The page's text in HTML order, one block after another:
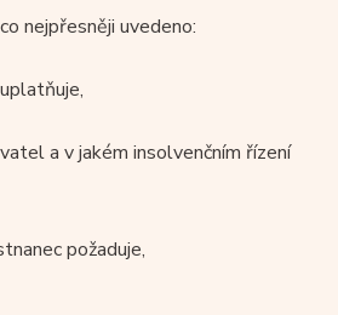
nejpřesněji uvedeno:
a v jakém insolvenčním řízení
požaduje,